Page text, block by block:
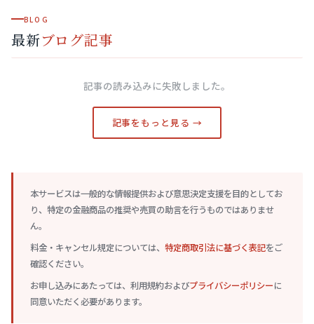
BLOG
最新ブログ記事
記事の読み込みに失敗しました。
記事をもっと見る →
本サービスは一般的な情報提供および意思決定支援を目的としてお
り、特定の金融商品の推奨や売買の助言を行うものではありませ
ん。
料金・キャンセル規定については、 特定商取引法に基づく表記をご
確認ください。
お申し込みにあたっては、利用規約およびプライバシーポリシーに
同意いただく必要があります。